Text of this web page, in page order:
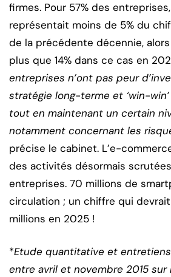
firmes. Pour 57% des
représentait moins de 5% du
de la précédente décennie,
plus que 14% dans ce cas en
entreprises n’ont pas peur
stratégie long-terme et ‘win-
tout en maintenant un certain
notamment concernant les
précise le cabinet. L’e-
des activités désormais
entreprises. 70 millions de
circulation ; un chiffre qui
millions en 2025 !
*Etude quantitative et
entre avril et novembre 2015 sur